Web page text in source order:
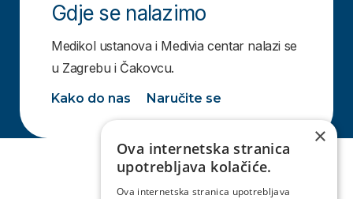
Gdje se nalazimo
Medikol ustanova i Medivia centar nalazi se
u Zagrebu i Čakovcu.
Kako do nas Naručite se
×
Ova internetska stranica
upotrebljava kolačiće.
Ova internetska stranica upotrebljava